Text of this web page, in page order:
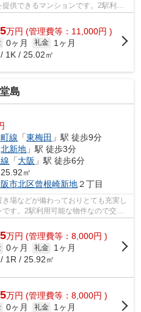
供できるマンションです。2駅利用
万円 (管理費等：11,000円 )
0ヶ月 礼金
1ヶ月
1K / 25.02㎡
島
線 「東梅田 」駅 徒歩9分
北新地 」駅 徒歩3分
「大阪 」駅 徒歩6分
㎡
市北区曾根崎新地２丁目
場などが備わっておりとても充実し
す。2駅利用可能な物件なので交通
イ...
万円 (管理費等：8,000円 )
0ヶ月 礼金
1ヶ月
1R / 25.92㎡
万円 (管理費等：8,000円 )
0ヶ月 礼金
1ヶ月